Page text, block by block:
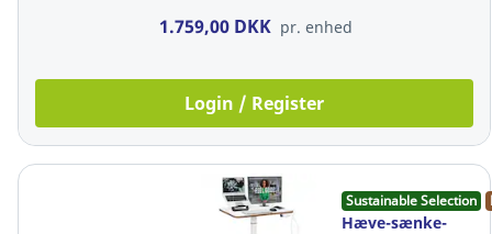
1.759,00 DKK pr. enhed
Login / Register
Sustainable Selection
Hæve-sænke-